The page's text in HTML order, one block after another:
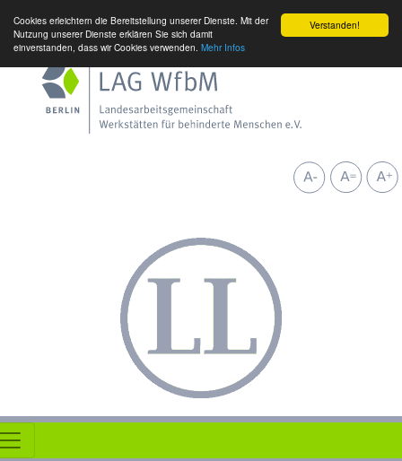
Verstanden!
Cookies erleichtern die Bereitstellung unserer Dienste. Mit der
Nutzung unserer Dienste erklären Sie sich damit
einverstanden, dass wir Cookies verwenden. Mehr Infos